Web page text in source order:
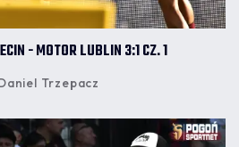
- MOTOR LUBLIN 3:1 CZ. 1
Trzepacz